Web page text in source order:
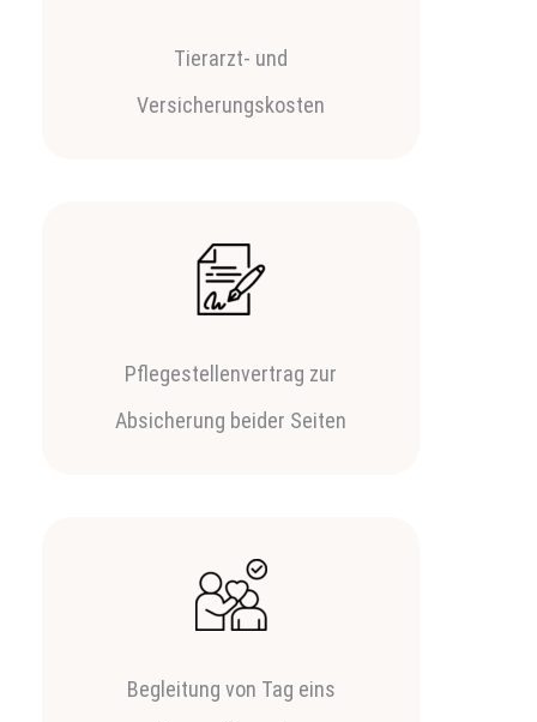
Tierarzt- und
Versicherungskosten
Pflegestellenvertrag zur
Absicherung beider Seiten
Begleitung von Tag eins